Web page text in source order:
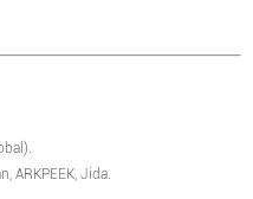
ARKPEEK, Jida.